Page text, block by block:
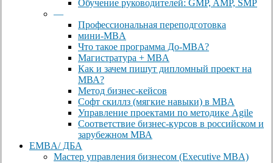
Обучение руководителей: GMP, AMP, SMP
—
Профессиональная переподготовка
мини-MBA
Что такое программа До-MBA?
Магистратура + MBA
Как и зачем пишут дипломный проект на
МВА?
Метод бизнес-кейсов
Софт скиллз (мягкие навыки) в MBA
Управление проектами по методике Agile
Соответствие бизнес-курсов в российском и
зарубежном МВА
EMBA/ ДБA
Мастер управления бизнесом (Executive MBA)